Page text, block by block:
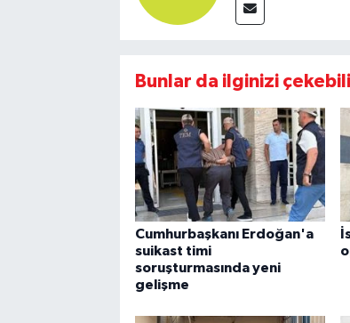
Bunlar da ilginizi
Cumhurbaşkanı Erdoğan'a
suikast timi
soruşturmasında yeni
gelişme